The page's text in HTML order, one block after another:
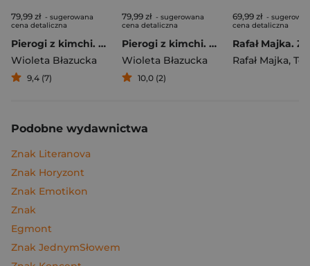
79,99 zł - sugerowana
cena detaliczna
Pierogi z kimchi. Moje ulubione azjatyckie przepisy
Wioleta Błazucka
9,4 (7)
79,99 zł - sugerowana
cena detaliczna
Pierogi z kimchi. Moje ulubione azjatyckie przepisy - książka z autografem
Wioleta Błazucka
10,0 (2)
69,99 zł -
cena detaliczna
Rafał Majka,
Podobne wydawnictwa
Znak Literanova
Znak Horyzont
Znak Emotikon
Znak
Egmont
Znak JednymSłowem